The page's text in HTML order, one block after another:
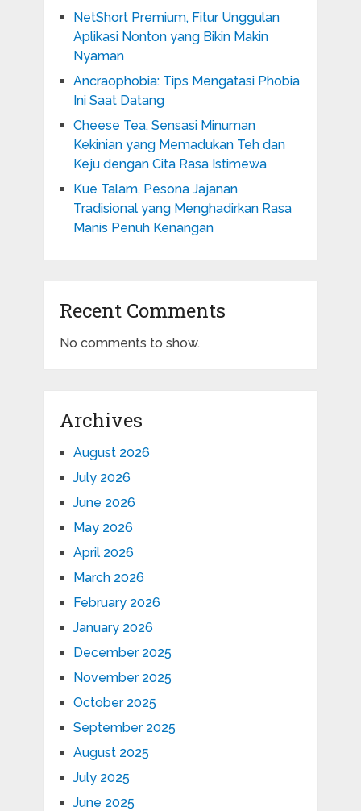
NetShort Premium, Fitur Unggulan
Aplikasi Nonton yang Bikin Makin
Nyaman
Ancraophobia: Tips Mengatasi Phobia
Ini Saat Datang
Cheese Tea, Sensasi Minuman
Kekinian yang Memadukan Teh dan
Keju dengan Cita Rasa Istimewa
Kue Talam, Pesona Jajanan
Tradisional yang Menghadirkan Rasa
Manis Penuh Kenangan
Recent Comments
No comments to show.
Archives
August 2026
July 2026
June 2026
May 2026
April 2026
March 2026
February 2026
January 2026
December 2025
November 2025
October 2025
September 2025
August 2025
July 2025
June 2025